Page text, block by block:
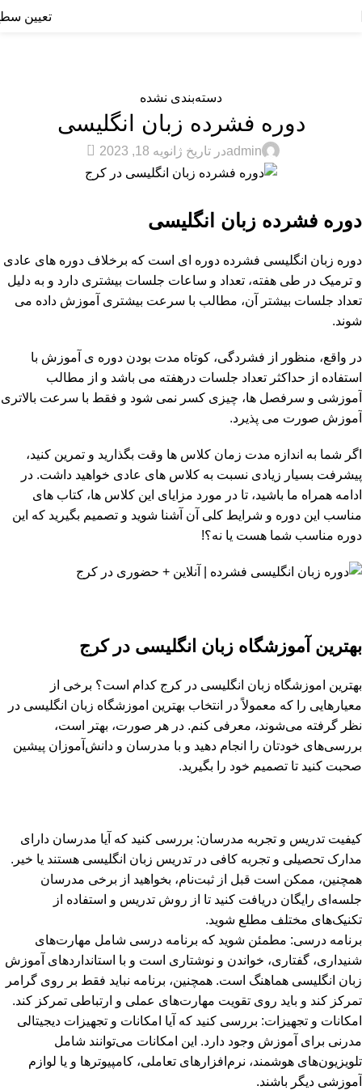
تعیین
دسته‌بندی نشده
دوره فشرده زبان انگلیسی
adminدر تاریخ ژانویه 18, 2023 7
دوره فشرده زبان انگلیسی
دوره زبان انگلیسی فشرده دوره ای است که برخلاف دوره‌ های عادی
و ترمیک در طی هفته، تعداد و ساعات جلسات بیشتری دارد و به دلیل
تعداد جلسات بیشتر آن، مطالب با سرعت بیشتری آموزش داده می
شوند.
در واقع، منظور از فشردگی، کوتاه مدت بودن دوره ی آموزش با
استفاده از حداکثر تعداد جلسات درهفته می باشد و از مطالب
آموزشی و سرفصل ها، چیزی کسر نمی شود و فقط با سرعت بالاتری
آموزش صورت می پذیرد.
اگر شما به اندازه مدت زمان کلاس ها وقت بگذارید و تمرین کنید،
پیشرفت بسیار زیادی نسبت به کلاس های عادی خواهید داشت. در
ادامه همراه ما باشید، تا در مورد مزایای این کلاس ها، کتاب های
مناسب این دوره و شرایط کلی آن آشنا شوید و تصمیم بگیرید که این
دوره مناسب شما هست یا نه؟!
بهترین آموزشگاه زبان انگلیسی در کرج
بهترین اموزشگاه زبان انگلیسی در کرج کدام است؟ برخی از
معیارهایی را که معمولاً در انتخاب بهترین اموزشگاه زبان انگلیسی در
نظر گرفته می‌شوند، معرفی کنم. در هر صورت، بهتر است،
بررسی‌های خودتان را انجام دهید و با مدرسان و دانش‌آموزان پیشین
صحبت کنید تا تصمیم خود را بگیرید.
کیفیت تدریس و تجربه مدرسان: بررسی کنید که آیا مدرسان دارای
مدارک تحصیلی و تجربه کافی در تدریس زبان انگلیسی هستند یا خیر.
همچنین، ممکن است قبل از ثبت‌نام، بخواهید از برخی مدرسان
جلسه‌ای رایگان دریافت کنید تا از روش تدریس و استفاده از
تکنیک‌های مختلف مطلع شوید.
برنامه درسی: مطمئن شوید که برنامه درسی شامل مهارت‌های
شنیداری، گفتاری، خواندن و نوشتاری است و با استانداردهای آموزش
زبان انگلیسی هماهنگ است. همچنین، برنامه نباید فقط بر روی گرامر
تمرکز کند و باید روی تقویت مهارت‌های عملی و ارتباطی تمرکز کند.
امکانات و تجهیزات: بررسی کنید که آیا امکانات و تجهیزات دیجیتالی
مدرنی برای آموزش وجود دارد. این امکانات می‌توانند شامل
تلویزیون‌های هوشمند، نرم‌افزارهای تعاملی، کامپیوترها و یا لوازم
آموزشی دیگر باشند.